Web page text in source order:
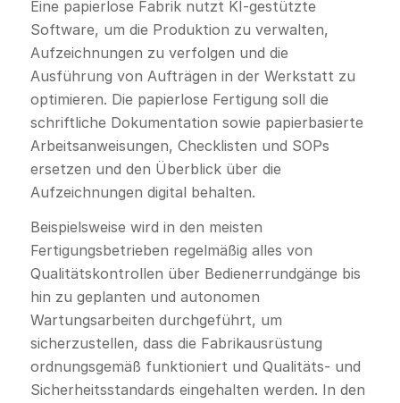
Eine papierlose Fabrik nutzt KI-gestützte
Software, um die Produktion zu verwalten,
Aufzeichnungen zu verfolgen und die
Ausführung von Aufträgen in der Werkstatt zu
optimieren. Die papierlose Fertigung soll die
schriftliche Dokumentation sowie papierbasierte
Arbeitsanweisungen, Checklisten und SOPs
ersetzen und den Überblick über die
Aufzeichnungen digital behalten.
Beispielsweise wird in den meisten
Fertigungsbetrieben regelmäßig alles von
Qualitätskontrollen über Bedienerrundgänge bis
hin zu geplanten und autonomen
Wartungsarbeiten durchgeführt, um
sicherzustellen, dass die Fabrikausrüstung
ordnungsgemäß funktioniert und Qualitäts- und
Sicherheitsstandards eingehalten werden. In den